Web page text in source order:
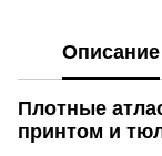
Описание
Плотные
принтом и